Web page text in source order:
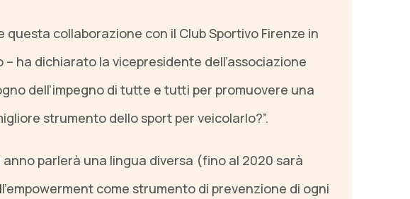
collaborazione con il Club Sportivo Firenze in
ha dichiarato la vicepresidente dell’associazione
dell’impegno di tutte e tutti per promuovere una
strumento dello sport per veicolarlo?”.
anno parlerà una lingua diversa (fino al 2020 sarà
come strumento di prevenzione di ogni